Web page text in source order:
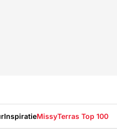
InspiratieMissyTerras Top 100